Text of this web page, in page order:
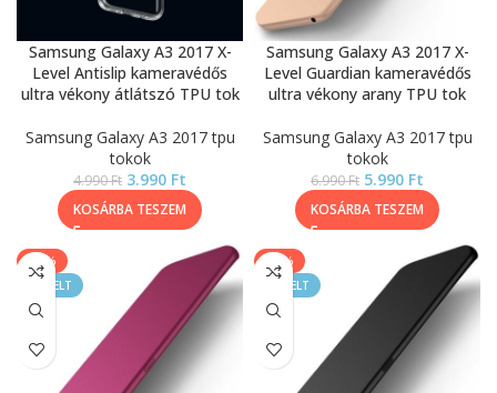
Samsung Galaxy A3 2017 X-
Level Antislip kameravédős
ultra vékony átlátszó TPU tok
Samsung Galaxy A3 2017 tpu
tokok
4.990Ft 3.990 Ft
KOSÁRBA TESZEM
Samsung Galaxy A3 2017 X-
Level Guardian kameravédős
ultra vékony arany TPU tok
Samsung Galaxy A3 2017 tpu
tokok
6.990Ft 5.990 Ft
KOSÁRBA TESZEM
-14%
KIEMELT
-14%
KIEMELT